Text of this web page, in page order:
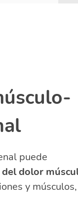
puede
dolor
y músculos,